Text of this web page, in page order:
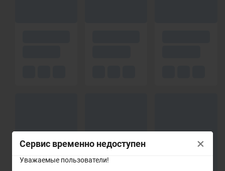
Сервис временно недоступен
Уважаемые пользователи!
×